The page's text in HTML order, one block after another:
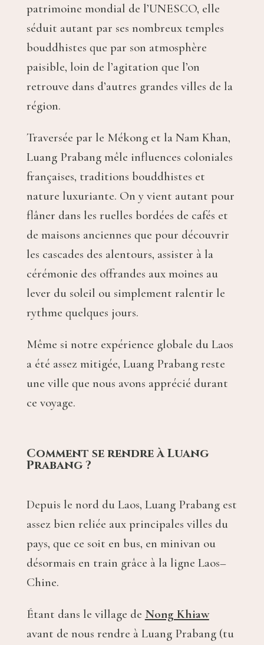
patrimoine mondial de l’UNESCO, elle
séduit autant par ses nombreux temples
bouddhistes que par son atmosphère
paisible, loin de l’agitation que l’on
retrouve dans d’autres grandes villes de la
région.
Traversée par le Mékong et la Nam Khan,
Luang Prabang mêle influences coloniales
françaises, traditions bouddhistes et
nature luxuriante. On y vient autant pour
flâner dans les ruelles bordées de cafés et
de maisons anciennes que pour découvrir
les cascades des alentours, assister à la
cérémonie des offrandes aux moines au
lever du soleil ou simplement ralentir le
rythme quelques jours.
Même si notre expérience globale du Laos
a été assez mitigée, Luang Prabang reste
une ville que nous avons apprécié durant
ce voyage.
Comment se rendre à Luang
Prabang ?
Depuis le nord du Laos, Luang Prabang est
assez bien reliée aux principales villes du
pays, que ce soit en bus, en minivan ou
désormais en train grâce à la ligne Laos–
Chine.
Étant dans le village de Nong Khiaw
avant de nous rendre à Luang Prabang (tu